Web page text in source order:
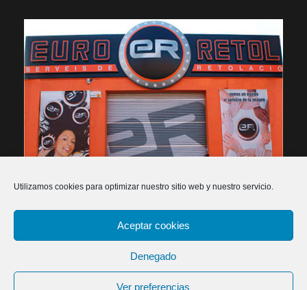
Utilizamos cookies para optimizar nuestro sitio web y nuestro servicio.
Aceptar cookies
Denegado
Ver preferencias
2026 Euroretol - Rètols, publicitat i impressió digital -
-Política de cookies